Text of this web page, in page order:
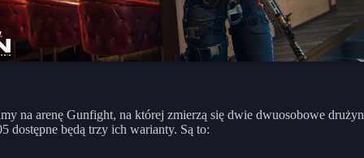
na arenę Gunfight, na której zmierzą się dwie dwuosobowe
dostępne będą trzy ich warianty. Są to: